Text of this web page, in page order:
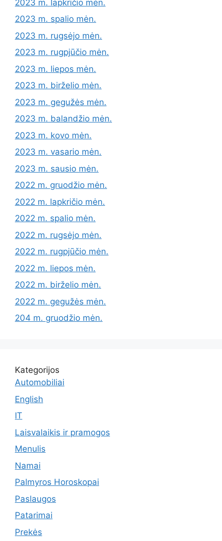
2023 m. lapkričio mėn.
2023 m. spalio mėn.
2023 m. rugsėjo mėn.
2023 m. rugpjūčio mėn.
2023 m. liepos mėn.
2023 m. birželio mėn.
2023 m. gegužės mėn.
2023 m. balandžio mėn.
2023 m. kovo mėn.
2023 m. vasario mėn.
2023 m. sausio mėn.
2022 m. gruodžio mėn.
2022 m. lapkričio mėn.
2022 m. spalio mėn.
2022 m. rugsėjo mėn.
2022 m. rugpjūčio mėn.
2022 m. liepos mėn.
2022 m. birželio mėn.
2022 m. gegužės mėn.
204 m. gruodžio mėn.
Kategorijos
Automobiliai
English
IT
Laisvalaikis ir pramogos
Menulis
Namai
Palmyros Horoskopai
Paslaugos
Patarimai
Prekės